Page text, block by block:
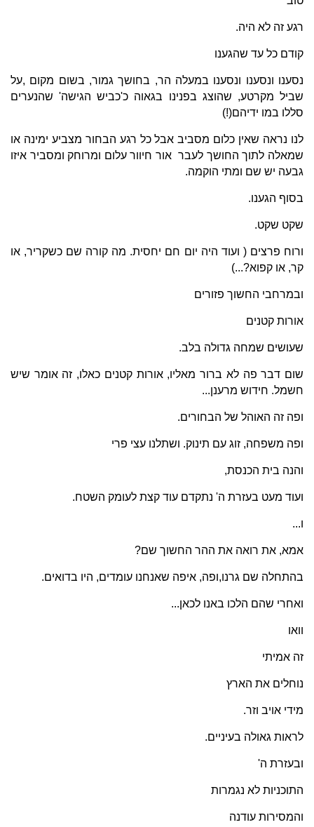
רגע זה לא היה.
קודם כל עד שהגענו
נסענו ונסענו ונסענו במעלה הר, בחושך גמור, בשום מקום ,על
שביל מקרטע, שהוצג בפנינו בגאוה כ'כביש הגישה' שהנערים
סללו במו ידיהם(!)
לנו נראה שאין כלום מסביב אבל כל רגע הבחור מצביע ימינה או
שמאלה לתוך החושך לעבר אור חיוור עלום ומרוחק ומסביר איזו
גבעה יש שם ומתי הוקמה.
בסוף הגענו.
שקט שקט.
ורוח פרצים ( ועוד היה יום חם יחסית. מה קורה שם כשקריר, או
קר, או קפוא?...)
ובמרחבי החשוך פזורים
אורות קטנים
שעושים שמחה גדולה בלב.
שום דבר פה לא ברור מאליו, אורות קטנים כאלו, זה אומר שיש
חשמל. חידוש מרענן...
ופה זה האוהל של הבחורים.
ופה משפחה, זוג עם תינוק. ושתלנו עצי פרי
והנה בית הכנסת,
ועוד מעט בעזרת ה' נתקדם עוד קצת לעומק השטח.
ו...
אמא, את רואה את ההר החשוך שם?
בהתחלה שם גרנו,ופה, איפה שאנחנו עומדים, היו בדואים.
ואחרי שהם הלכו באנו לכאן...
וואו
זה אמיתי
נוחלים את הארץ
מידי אויב וזר.
לראות גאולה בעיניים.
ובעזרת ה'
התוכניות לא נגמרות
והמסירות עודנה